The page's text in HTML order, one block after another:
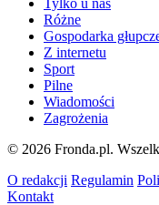
Różne
Gospodarka
Z internetu
Sport
Pilne
Wiadomości
Zagrożenia
© 2026 Fronda.pl.
O redakcji Regulamin
Kontakt